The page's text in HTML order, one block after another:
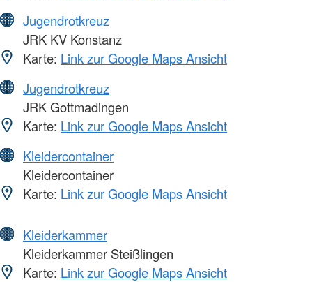
Jugendrotkreuz
JRK KV Konstanz
Karte: Link zur Google Maps Ansicht
Jugendrotkreuz
JRK Gottmadingen
Karte: Link zur Google Maps Ansicht
Kleidercontainer
Kleidercontainer
Karte: Link zur Google Maps Ansicht
Kleiderkammer
Kleiderkammer Steißlingen
Karte: Link zur Google Maps Ansicht